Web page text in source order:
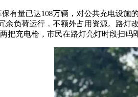
有量已达108万辆，对公共充电设
余负荷运行，不额外占用资源。路
把充电枪，市民在路灯亮灯时段扫